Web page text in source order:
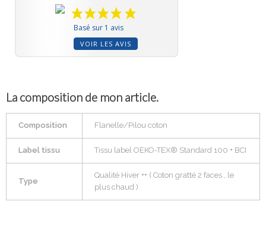
Basé sur 1 avis
VOIR LES AVIS
La composition de mon article.
Composition Flanelle/Pilou coton
Label tissu Tissu label OEKO-TEX® Standard 100 + BCI
Type
Qualité Hiver ++ ( Coton gratté 2 faces , le
plus chaud )